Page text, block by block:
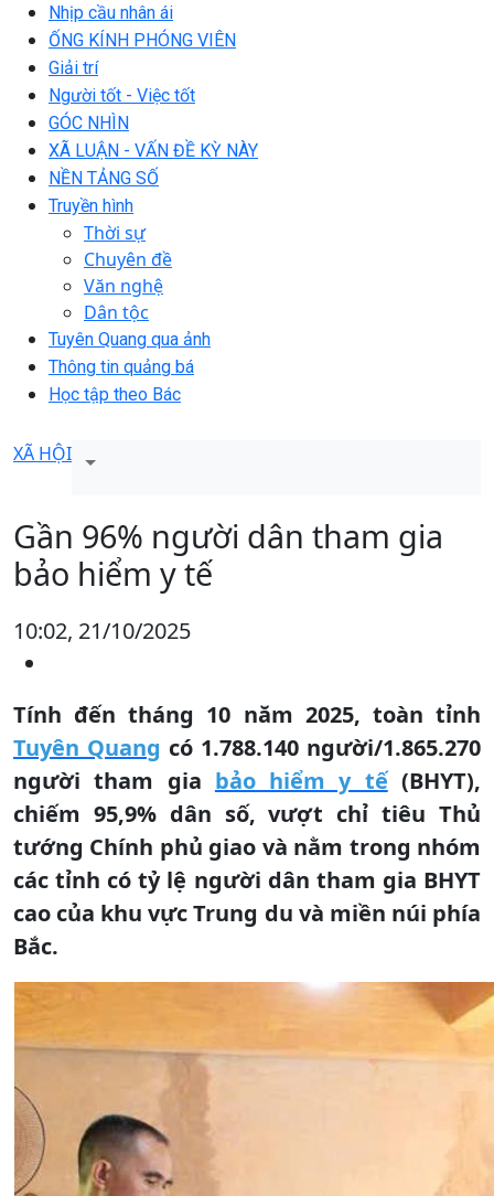
Nhịp cầu nhân ái
ỐNG KÍNH PHÓNG VIÊN
Giải trí
Người tốt - Việc tốt
GÓC NHÌN
XÃ LUẬN - VẤN ĐỀ KỲ NÀY
NỀN TẢNG SỐ
Truyền hình
Thời sự
Chuyên đề
Văn nghệ
Dân tộc
Tuyên Quang qua ảnh
Thông tin quảng bá
Học tập theo Bác
XÃ HỘI
Gần 96% người dân tham gia
bảo hiểm y tế
10:02, 21/10/2025
Tính đến tháng 10 năm 2025, toàn tỉnh
Tuyên Quang có 1.788.140 người/1.865.270
người tham gia bảo hiểm y tế(BHYT),
chiếm 95,9% dân số, vượt chỉ tiêu Thủ
tướng Chính phủ giao và nằm trong nhóm
các tỉnh có tỷ lệ người dân tham gia BHYT
cao của khu vực Trung du và miền núi phía
Bắc.